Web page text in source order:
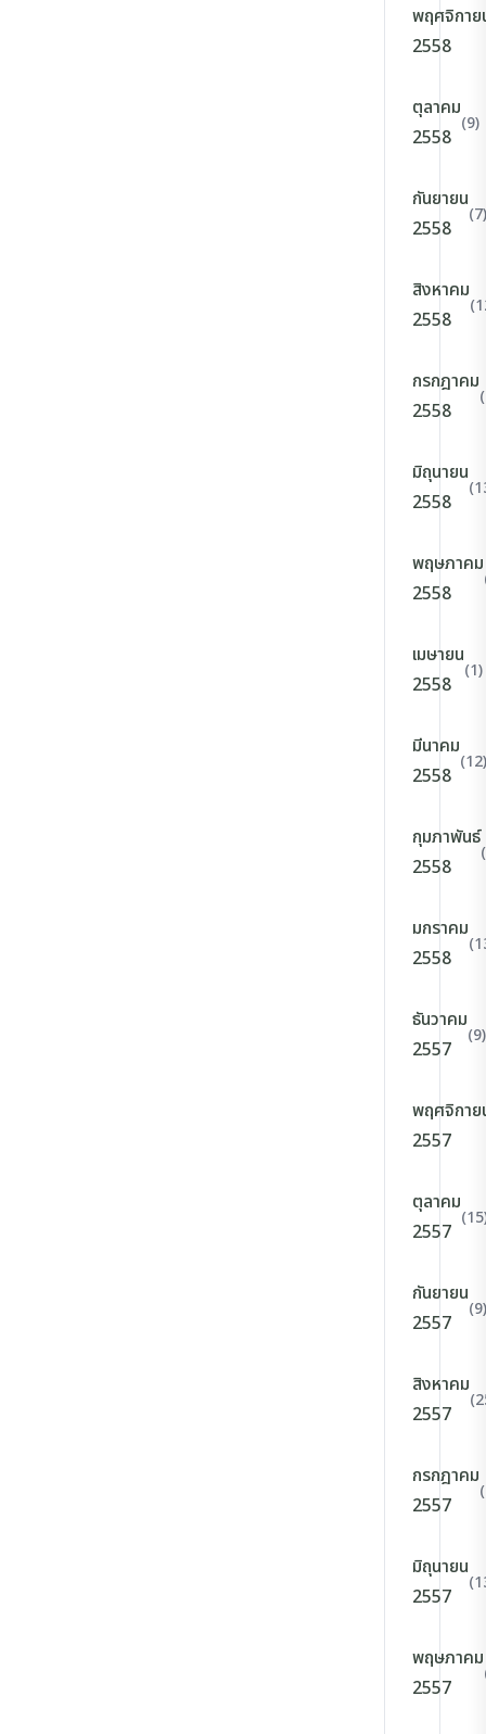
พฤศจิกาย
2558
ตุลาคม
2558
(9)
กันยายน
2558
(7)
สิงหาคม
2558
กรกฎาคม
2558
มิถุนายน
2558
พฤษภาคม
2558
เมษายน
2558
(1)
มีนาคม
2558
(12)
กุมภาพันธ์
2558
มกราคม
2558
ธันวาคม
2557
(9)
พฤศจิกาย
2557
ตุลาคม
2557
กันยายน
2557
(9)
สิงหาคม
2557
กรกฎาคม
2557
มิถุนายน
2557
พฤษภาคม
2557